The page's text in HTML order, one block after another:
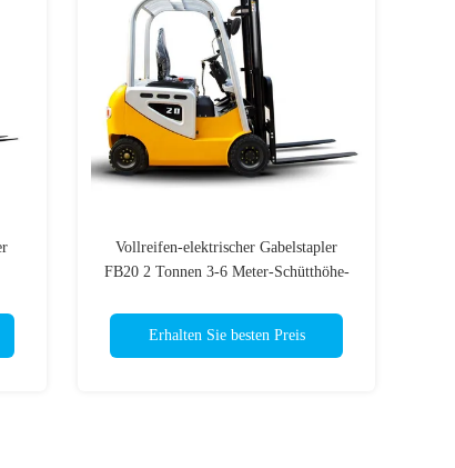
Vollreifen-elektrischer Gabelstapler
FB20 2 Tonnen 3-6 Meter-Schütthöhe-
Erhalten Sie besten Preis